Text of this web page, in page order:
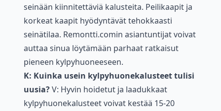
seinään kiinnitettäviä kalusteita. Peilikaapit ja
korkeat kaapit hyödyntävät tehokkaasti
seinätilaa. Remontti.comin asiantuntijat voivat
auttaa sinua löytämään parhaat ratkaisut
pieneen kylpyhuoneeseen.
K: Kuinka usein kylpyhuonekalusteet tulisi
uusia?V: Hyvin hoidetut ja laadukkaat
kylpyhuonekalusteet voivat kestää 15-20